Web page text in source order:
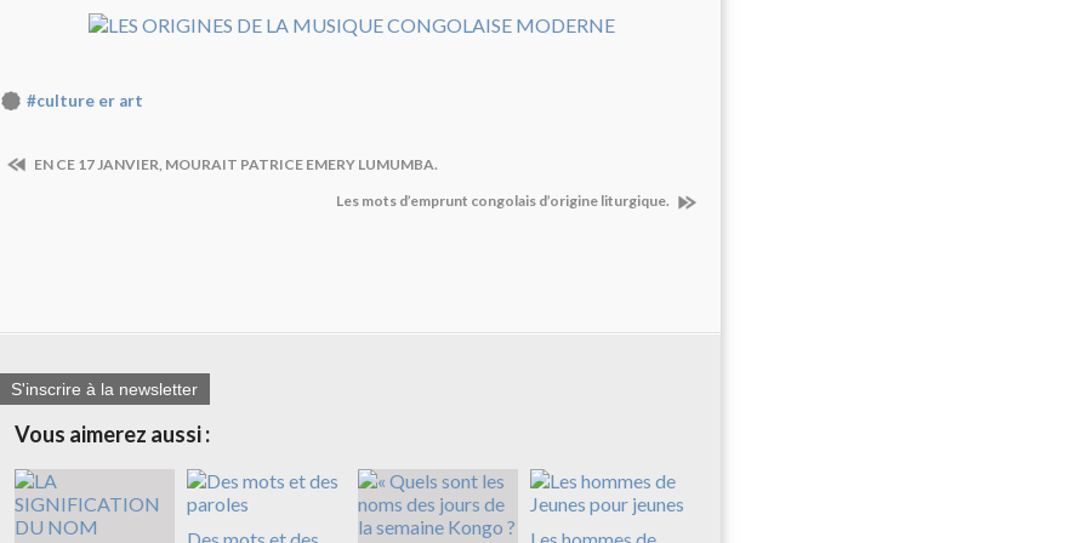
#culture er art
EN CE 17 JANVIER, MOURAIT PATRICE EMERY LUMUMBA.
Les mots d’emprunt congolais d’origine liturgique.
S'inscrire à la newsletter
Vous aimerez aussi :